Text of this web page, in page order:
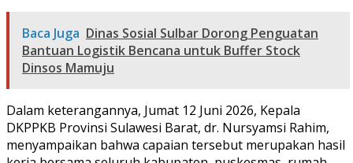
Baca Juga Dinas Sosial Sulbar Dorong Penguatan
Bantuan Logistik Bencana untuk Buffer Stock
Dinsos Mamuju
Dalam keterangannya, Jumat 12 Juni 2026, Kepala
DKPPKB Provinsi Sulawesi Barat, dr. Nursyamsi Rahim,
menyampaikan bahwa capaian tersebut merupakan hasil